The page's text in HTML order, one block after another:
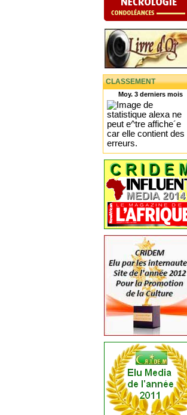
CLASSEMENT
Moy. 3 derniers mois